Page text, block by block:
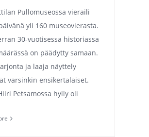
Pullomuseossa vieraili
yli 160 museovierasta.
30-vuotisessa historiassa
on päädytty samaan.
ja laaja näyttely
varsinkin ensikertalaiset.
Petsamossa hylly oli